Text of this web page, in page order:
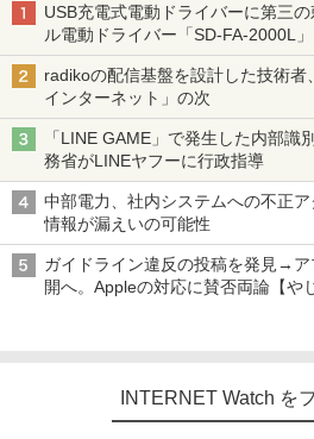
USB充電式電動ドライバーに第三
ル電動ドライバー「SD-FA-2000L
クと比較してみた 【テレワークグ
回】
radikoの配信基盤を設計した技術
インターネット」の次
「LINE GAME」で発生した内部識
務省がLINEヤフーに行政指導
中部電力、社内システムへの不正
情報が漏えいの可能性
ガイドライン違反の投稿を発見→
開へ。Appleの対応に賛否両論【や
INTERNET Watch を